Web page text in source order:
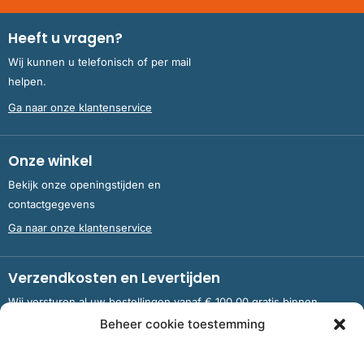
Beheer cookie toestemming
Heeft u vragen?
Wij kunnen u telefonisch of per mail
helpen.
Ga naar onze klantenservice
Onze winkel
Bekijk onze openingstijden en
contactgegevens
Ga naar onze klantenservice
Verzendkosten en Levertijden
Wij versturen al uw bestellingen vanaf € 100,00 gratis binnen
Nederland en België.